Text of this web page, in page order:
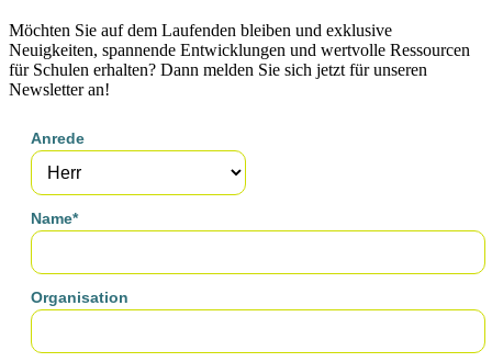
Möchten Sie auf dem Laufenden bleiben und exklusive
Neuigkeiten, spannende Entwicklungen und wertvolle Ressourcen
für Schulen erhalten? Dann melden Sie sich jetzt für unseren
Newsletter an!
Anrede
Name*
Organisation